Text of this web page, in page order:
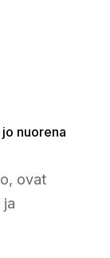
nuorena
ovat
ja